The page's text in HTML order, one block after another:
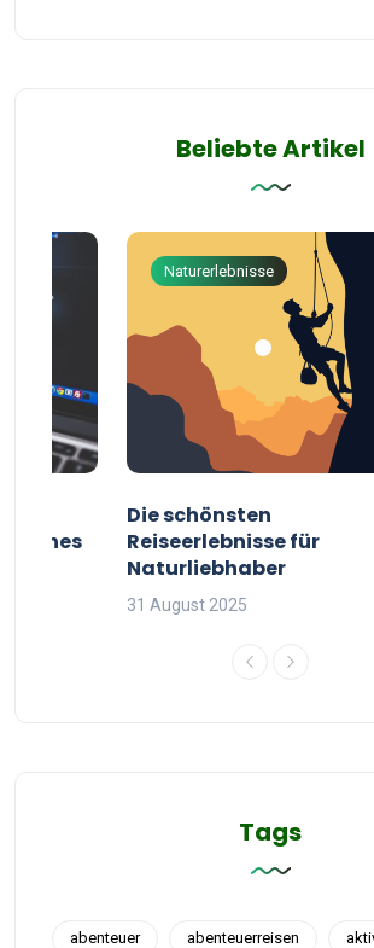
Beliebte Artikel
deines
Naturerlebnisse
Die schönsten
Reiseerlebnisse für
Naturliebhaber
31 August 2025
Tags
abenteuer abenteuerreisen